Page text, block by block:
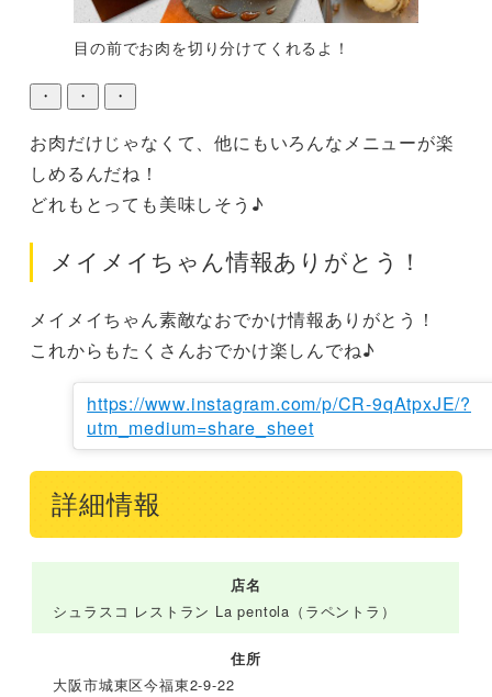
目の前でお肉を切り分けてくれるよ！
・ ・ ・
お肉だけじゃなくて、他にもいろんなメニューが楽
しめるんだね！
どれもとっても美味しそう♪
メイメイちゃん情報ありがとう！
メイメイちゃん素敵なおでかけ情報ありがとう！
これからもたくさんおでかけ楽しんでね♪
https://www.instagram.com/p/CR-9qAtpxJE/?
utm_medium=share_sheet
詳細情報
店名
シュラスコ レストラン La pentola（ラペントラ）
住所
大阪市城東区今福東2-9-22